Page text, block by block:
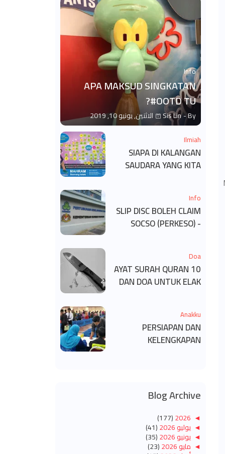
Info
APA MAKSUD SINGKATAN
#OOTD TU?
By -
Sis Lin الاثنين, يونيو 10, 2019
Ilmiah
SIAPA DI KALANGAN
SAUDARA YANG KITA
Info
SLIP DISC BOLEH CLAIM
SOCSO (PERKESO) -
Doa
10 AYAT SURAH QURAN
DAN DOA UNTUK ELAK
Anakku
PERSIAPAN DAN
KELENGKAPAN
Blog Archive
◄
2026
(177)
◄يوليو 2026 (41)
◄يونيو 2026 (35)
◄ مايو 2026 (23)